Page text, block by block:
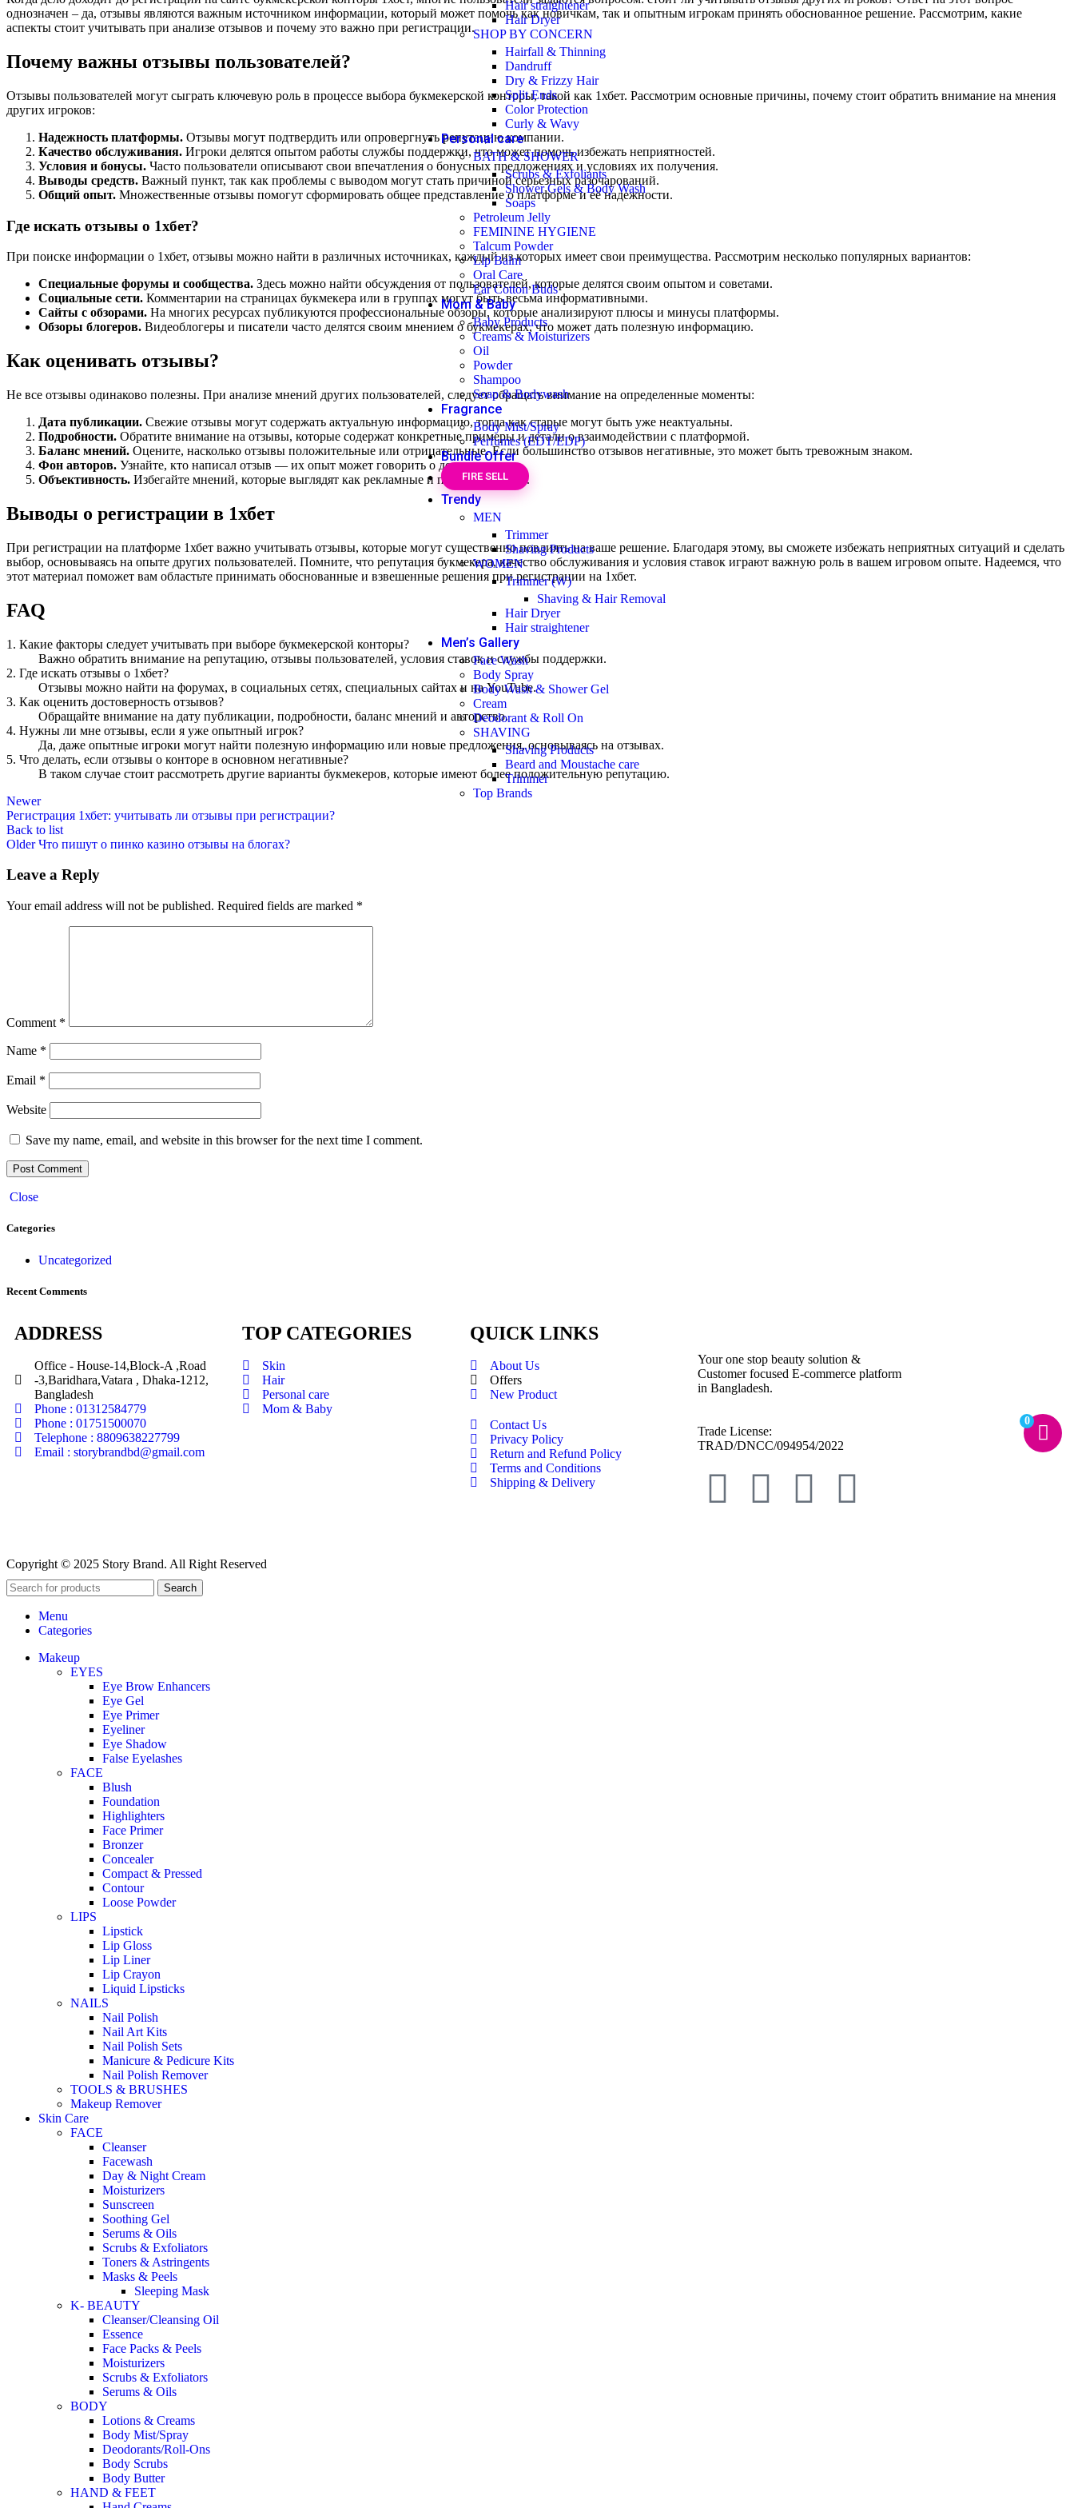
Hair straightener
Hair Dryer
SHOP BY CONCERN
Hairfall & Thinning
Dandruff
Dry & Frizzy Hair
Split Ends
Color Protection
Curly & Wavy
Personal care
BATH & SHOWER
Scrubs & Exfoliants
Shower Gels & Body Wash
Soaps
Petroleum Jelly
FEMININE HYGIENE
Talcum Powder
Lip Balm
Oral Care
Ear Cotton Buds
Mom & Baby
Baby Products
Creams & Moisturizers
Oil
Powder
Shampoo
Soap & Bodywash
Fragrance
Body Mist/Spray
Perfumes (EDT/EDP)
Bundle Offer
FIRE SELL
Trendy
MEN
Trimmer
Shaving Products
WOMEN
Trimmer (W)
Shaving & Hair Removal
Hair Dryer
Hair straightener
Men’s Gallery
Face Wash
Body Spray
Body Wash & Shower Gel
Cream
Deodorant & Roll On
SHAVING
Shaving Products
Beard and Moustache care
Trimmer
Top Brands
однозначен – да, отзывы являются важным источником информации, который может помочь как новичкам, так и опытным игрокам принять обоснованное решение. Рассмотрим, какие
аспекты стоит учитывать при анализе отзывов и почему это важно при регистрации.
Почему важны отзывы пользователей?
Отзывы пользователей могут сыграть ключевую роль в процессе выбора букмекерской конторы, такой как 1хбет. Рассмотрим основные причины, почему стоит обратить внимание на мнения
других игроков:
Надежность платформы. Отзывы могут подтвердить или опровергнуть репутацию компании.
Качество обслуживания. Игроки делятся опытом работы службы поддержки, что может помочь избежать неприятностей.
Условия и бонусы. Часто пользователи описывают свои впечатления о бонусных предложениях и условиях их получения.
Выводы средств. Важный пункт, так как проблемы с выводом могут стать причиной серьезных разочарований.
Общий опыт. Множественные отзывы помогут сформировать общее представление о платформе и её надежности.
Где искать отзывы о 1хбет?
При поиске информации о 1хбет, отзывы можно найти в различных источниках, каждый из которых имеет свои преимущества. Рассмотрим несколько популярных вариантов:
Специальные форумы и сообщества. Здесь можно найти обсуждения от пользователей, которые делятся своим опытом и советами.
Социальные сети. Комментарии на страницах букмекера или в группах могут быть весьма информативными.
Сайты с обзорами. На многих ресурсах публикуются профессиональные обзоры, которые анализируют плюсы и минусы платформы.
Обзоры блогеров. Видеоблогеры и писатели часто делятся своим мнением о букмекерах, что может дать полезную информацию.
Как оценивать отзывы?
Не все отзывы одинаково полезны. При анализе мнений других пользователей, следует обращать внимание на определенные моменты:
Дата публикации. Свежие отзывы могут содержать актуальную информацию, тогда как старые могут быть уже неактуальны.
Подробности. Обратите внимание на отзывы, которые содержат конкретные примеры и детали о взаимодействии с платформой.
Баланс мнений. Оцените, насколько отзывы положительные или отрицательные. Если большинство отзывов негативные, это может быть тревожным знаком.
Фон авторов. Узнайте, кто написал отзыв — их опыт может говорить о доверии.
Объективность. Избегайте мнений, которые выглядят как рекламные и подозрительные.
Выводы о регистрации в 1хбет
При регистрации на платформе 1хбет важно учитывать отзывы, которые могут существенно повлиять на ваше решение. Благодаря этому, вы сможете избежать неприятных ситуаций и сделать
выбор, основываясь на опыте других пользователей. Помните, что репутация букмекера, качество обслуживания и условия ставок играют важную роль в вашем игровом опыте. Надеемся, что
этот материал поможет вам областьте принимать обоснованные и взвешенные решения при регистрации на 1хбет.
FAQ
1. Какие факторы следует учитывать при выборе букмекерской конторы?
Важно обратить внимание на репутацию, отзывы пользователей, условия ставок и службы поддержки.
2. Где искать отзывы о 1хбет?
Отзывы можно найти на форумах, в социальных сетях, специальных сайтах и на YouTube.
3. Как оценить достоверность отзывов?
Обращайте внимание на дату публикации, подробности, баланс мнений и авторство.
4. Нужны ли мне отзывы, если я уже опытный игрок?
Да, даже опытные игроки могут найти полезную информацию или новые предложения, основываясь на отзывах.
5. Что делать, если отзывы о конторе в основном негативные?
В таком случае стоит рассмотреть другие варианты букмекеров, которые имеют более положительную репутацию.
Newer
Регистрация 1хбет: учитывать ли отзывы при регистрации?
Back to list
Older Что пишут о пинко казино отзывы на блогах?
Leave a Reply
Your email address will not be published. Required fields are marked *
Comment *
Name *
Email *
Website
Save my name, email, and website in this browser for the next time I comment.
Close
Categories
Uncategorized
Recent Comments
ADDRESS
Office - House-14,Block-A ,Road
-3,Baridhara,Vatara , Dhaka-1212,
Bangladesh
Phone : 01312584779
Phone : 01751500070
Telephone : 8809638227799
Email : storybrandbd@gmail.com
TOP CATEGORIES
Skin
Hair
Personal care
Mom & Baby
QUICK LINKS
About Us
Offers
New Product
Contact Us
Privacy Policy
Return and Refund Policy
Terms and Conditions
Shipping & Delivery
Your one stop beauty solution &
Customer focused E-commerce platform
in Bangladesh.
Trade License:
TRAD/DNCC/094954/2022
Copyright © 2025 Story Brand. All Right Reserved
Search
Menu
Categories
Makeup
EYES
Eye Brow Enhancers
Eye Gel
Eye Primer
Eyeliner
Eye Shadow
False Eyelashes
FACE
Blush
Foundation
Highlighters
Face Primer
Bronzer
Concealer
Compact & Pressed
Contour
Loose Powder
LIPS
Lipstick
Lip Gloss
Lip Liner
Lip Crayon
Liquid Lipsticks
NAILS
Nail Polish
Nail Art Kits
Nail Polish Sets
Manicure & Pedicure Kits
Nail Polish Remover
TOOLS & BRUSHES
Makeup Remover
Skin Care
FACE
Cleanser
Facewash
Day & Night Cream
Moisturizers
Sunscreen
Soothing Gel
Serums & Oils
Scrubs & Exfoliators
Toners & Astringents
Masks & Peels
Sleeping Mask
K- BEAUTY
Cleanser/Cleansing Oil
Essence
Face Packs & Peels
Moisturizers
Scrubs & Exfoliators
Serums & Oils
BODY
Lotions & Creams
Body Mist/Spray
Deodorants/Roll-Ons
Body Scrubs
Body Butter
HAND & FEET
0